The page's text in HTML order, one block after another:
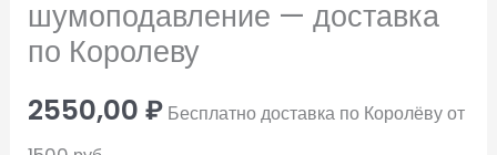
шумоподавление — доставка
по Королеву
2550,00₽ Бесплатно доставка по Королёву от